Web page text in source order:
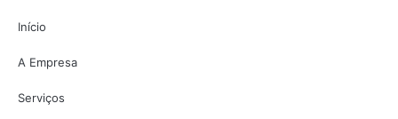
Início
A Empresa
Serviços